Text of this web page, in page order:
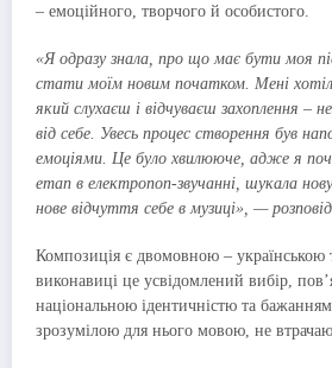
– емоційного, творчого й особистого.
«Я одразу знала, про що має бути моя
стати моїм новим початком. Мені
який слухаєш і відчуваєш захоплення –
від себе. Увесь процес створення був
емоціями. Це було хвилююче, адже я
етап в електропоп-звучанні, шукала
нове відчуття себе в музиці», —
Композиція є двомовною – українською
виконавиці це усвідомлений вибір,
національною ідентичністю та
зрозумілою для нього мовою, не